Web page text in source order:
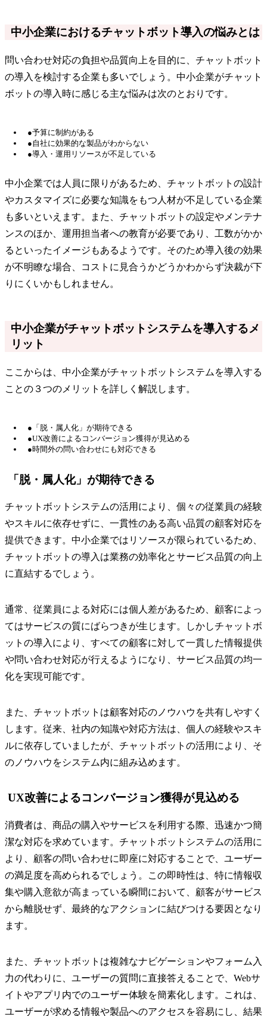
中小企業におけるチャットボット導入の悩みとは
問い合わせ対応の負担や品質向上を目的に、チャットボット
の導入を検討する企業も多いでしょう。中小企業がチャット
ボットの導入時に感じる主な悩みは次のとおりです。
●予算に制約がある
●自社に効果的な製品がわからない
●導入・運用リソースが不足している
中小企業では人員に限りがあるため、チャットボットの設計
やカスタマイズに必要な知識をもつ人材が不足している企業
も多いといえます。また、チャットボットの設定やメンテナ
ンスのほか、運用担当者への教育が必要であり、工数がかか
るといったイメージもあるようです。そのため導入後の効果
が不明瞭な場合、コストに見合うかどうかわからず決裁が下
りにくいかもしれません。
中小企業がチャットボットシステムを導入するメ
リット
ここからは、中小企業がチャットボットシステムを導入する
ことの３つのメリットを詳しく解説します。
●「脱・属人化」が期待できる
●UX改善によるコンバージョン獲得が見込める
●時間外の問い合わせにも対応できる
「脱・属人化」が期待できる
チャットボットシステムの活用により、個々の従業員の経験
やスキルに依存せずに、一貫性のある高い品質の顧客対応を
提供できます。中小企業ではリソースが限られているため、
チャットボットの導入は業務の効率化とサービス品質の向上
に直結するでしょう。
通常、従業員による対応には個人差があるため、顧客によっ
てはサービスの質にばらつきが生じます。しかしチャットボ
ットの導入により、すべての顧客に対して一貫した情報提供
や問い合わせ対応が行えるようになり、サービス品質の均一
化を実現可能です。
また、チャットボットは顧客対応のノウハウを共有しやすく
します。従来、社内の知識や対応方法は、個人の経験やスキ
ルに依存していましたが、チャットボットの活用により、そ
のノウハウをシステム内に組み込めます。
UX改善によるコンバージョン獲得が見込める
消費者は、商品の購入やサービスを利用する際、迅速かつ簡
潔な対応を求めています。チャットボットシステムの活用に
より、顧客の問い合わせに即座に対応することで、ユーザー
の満足度を高められるでしょう。この即時性は、特に情報収
集や購入意欲が高まっている瞬間において、顧客がサービス
から離脱せず、最終的なアクションに結びつける要因となり
ます。
また、チャットボットは複雑なナビゲーションやフォーム入
力の代わりに、ユーザーの質問に直接答えることで、Webサ
イトやアプリ内でのユーザー体験を簡素化します。これは、
ユーザーが求める情報や製品へのアクセスを容易にし、結果